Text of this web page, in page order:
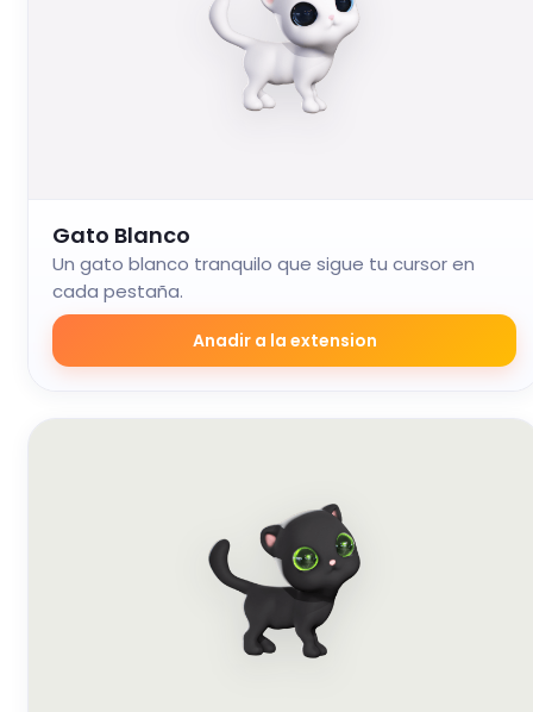
Gato Blanco
Un gato blanco tranquilo que sigue tu cursor en
cada pestaña.
Anadir a la extension